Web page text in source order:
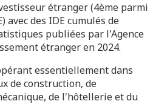
étranger (4ème parmi
avec des IDE cumulés de
publiées par l'Agence
étranger en 2024.
essentiellement dans
de construction, de
de l'hôtellerie et du